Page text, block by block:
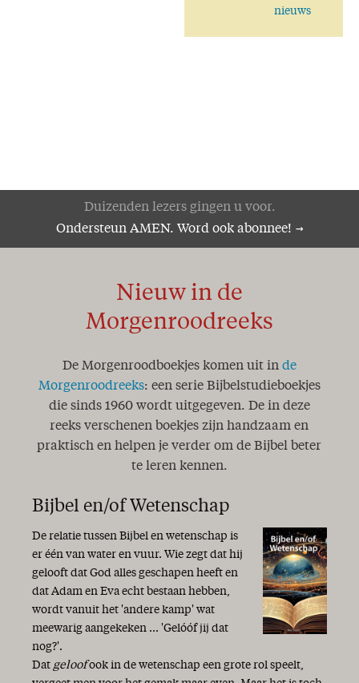
nieuws
Duizenden lezers gingen u voor.
Ondersteun AMEN. Word ook abonnee!
Nieuw in de
Morgenroodreeks
De Morgenroodboekjes komen uit in de
Morgenroodreeks: een serie Bijbelstudieboekjes
die sinds 1960 wordt uitgegeven. De in deze
reeks verschenen boekjes zijn handzaam en
praktisch en helpen je verder om de Bijbel beter
te leren kennen.
Bijbel en/of Wetenschap
De relatie tussen Bijbel en wetenschap is
er één van water en vuur. Wie zegt dat hij
gelooft dat God alles geschapen heeft en
dat Adam en Eva echt bestaan hebben,
wordt vanuit het 'andere kamp' wat
meewarig aangekeken ... 'Gelóóf jij dat
nog?'.
Dat geloofook in de wetenschap een grote rol speelt,